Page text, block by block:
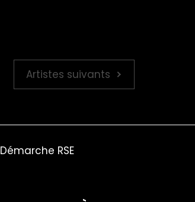
Artistes suivants
Démarche RSE